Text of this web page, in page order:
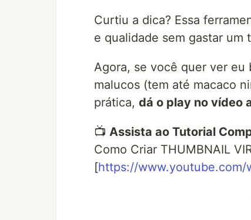
Curtiu a dica? Essa
e qualidade sem gastar um
Agora, se você quer ver eu
malucos (tem até macaco
prática, dá o play no vídeo
📺 Assista ao Tutorial
Como Criar THUMBNAIL
[https://www.youtube.com/